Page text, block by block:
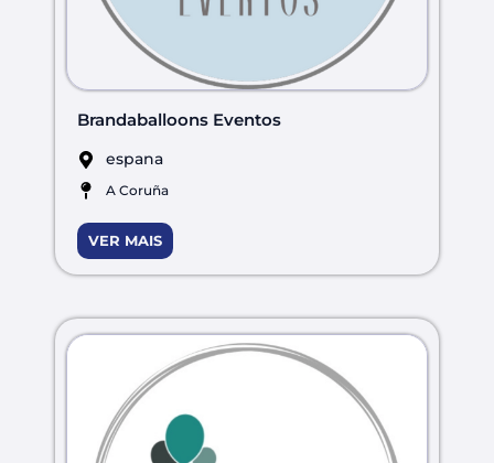
Brandaballoons Eventos
espana
A Coruña
VER MAIS